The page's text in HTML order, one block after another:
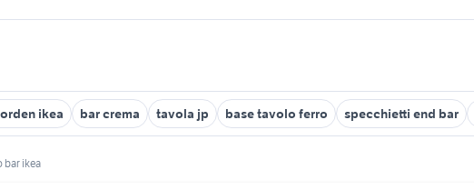
ikea bar crema tavola jp base tavolo ferro specchietti end bar
bar ikea